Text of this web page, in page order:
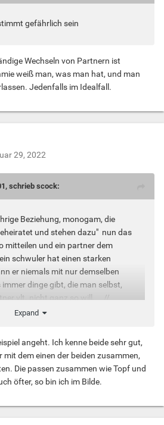
gefährlich sein
Wechseln von Partnern ist
weiß man, was man hat, und man
Jedenfalls im Idealfall.
29, 2022
schrieb scock:
Beziehung, monogam, die
und stehen dazu" nun das
mitteilen und ein partner dem
schwuler hat einen starken
er niemals mit nur demselben
dinge gibt, die man selbst,
vlt. nicht ganz so will. //
ist was für träumer, bei schwulen
Expand
angeht. Ich kenne beide sehr gut,
dem einen der beiden zusammen,
Die passen zusammen wie Topf und
öfter, so bin ich im Bilde.